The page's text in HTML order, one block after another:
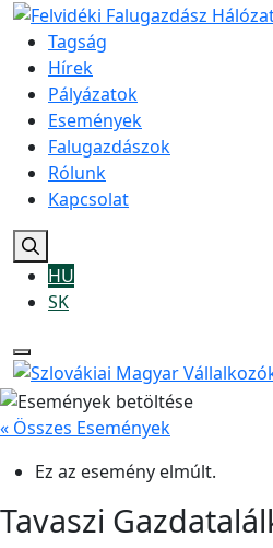
Tagság
Hírek
Pályázatok
Események
Falugazdászok
Rólunk
Kapcsolat
HU
SK
« Összes Események
Ez az esemény elmúlt.
Tavaszi